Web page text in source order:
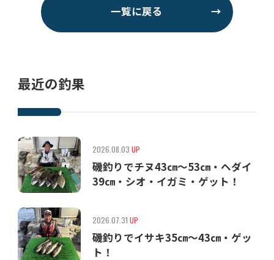
一覧に戻る →
最近の釣果
2026.08.03 UP
磯釣りでチヌ43㎝〜53㎝・ヘダイ
39㎝・シオ・イガミ・ゲット！
2026.07.31 UP
磯釣りでイサキ35㎝〜43㎝・ゲッ
ト！